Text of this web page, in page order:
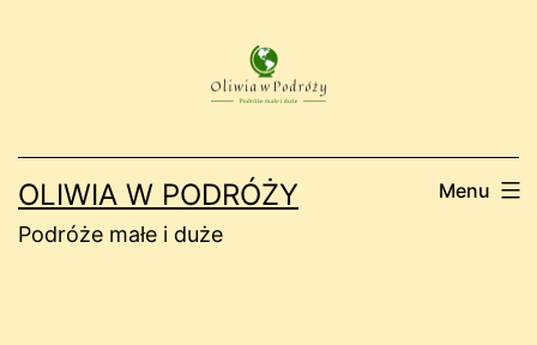
OLIWIA W PODRÓŻY
Podróże małe i duże
Menu